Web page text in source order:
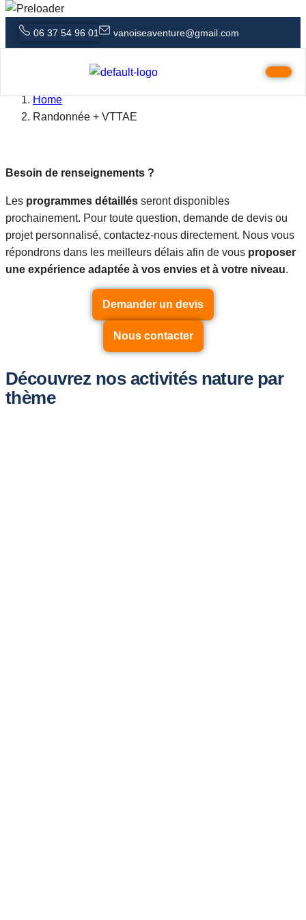
06 37 54 96 01 vanoiseaventure@gmail.com
Randonnée + VTTAE
Home
Randonnée + VTTAE
Besoin de renseignements ?
Les programmes détaillés seront disponibles
prochainement. Pour toute question, demande de devis ou
projet personnalisé, contactez-nous directement. Nous vous
répondrons dans les meilleurs délais afin de vous proposer
une expérience adaptée à vos envies et à votre niveau.
Demander un devis
Nous contacter
Découvrez nos activités nature par
thème